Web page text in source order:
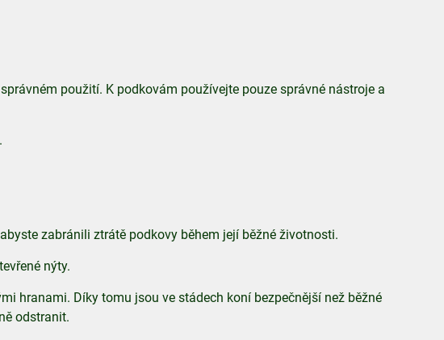
použití. K podkovám používejte pouze správné nástroje a
zabránili ztrátě podkovy během její běžné životnosti.
nýty.
hranami. Díky tomu jsou ve stádech koní bezpečnější než běžné
odstranit.